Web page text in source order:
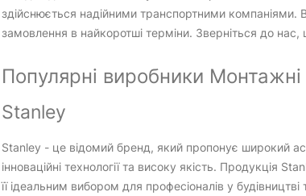
здійснюється надійними транспортними
замовлення в найкоротші терміни. Зверніться до
Популярні виробники Монтажні
Stanley
Stanley - це відомий бренд, який пропонує широкий
інноваційні технології та високу якість. Продукція
її ідеальним вибором для професіоналів у